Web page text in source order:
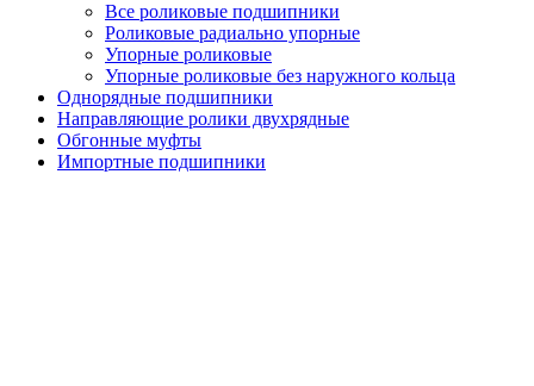
Все роликовые подшипники
Роликовые радиально упорные
Упорные роликовые
Упорные роликовые без наружного кольца
Однорядные подшипники
Направляющие ролики двухрядные
Обгонные муфты
Импортные подшипники